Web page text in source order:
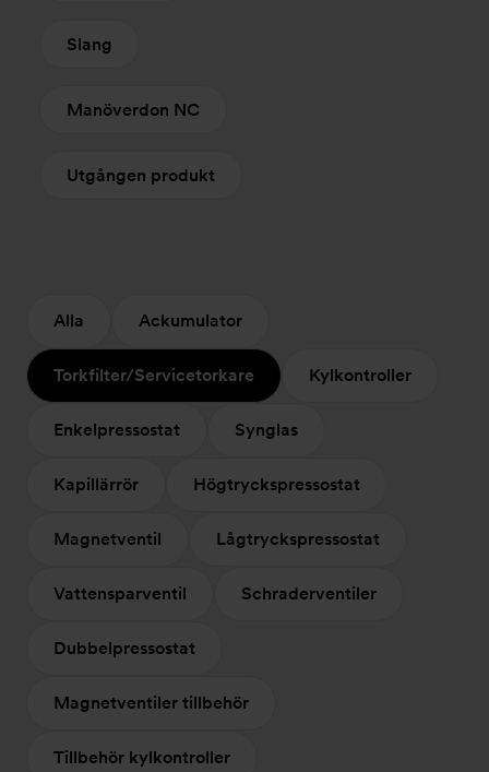
Slang
Manöverdon NC
Utgången produkt
Alla Ackumulator
Torkfilter/Servicetorkare Kylkontroller
Enkelpressostat Synglas
Kapillärrör Högtryckspressostat
Magnetventil Lågtryckspressostat
Vattensparventil Schraderventiler
Dubbelpressostat
Magnetventiler tillbehör
Tillbehör kylkontroller